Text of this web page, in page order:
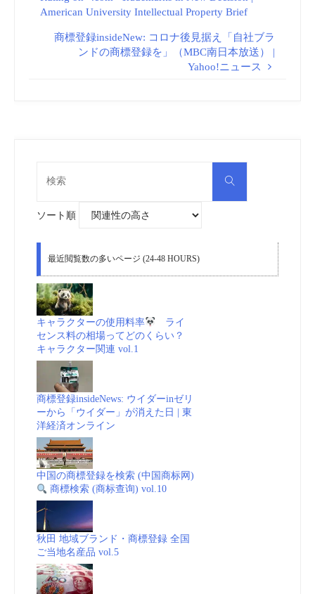
American University Intellectual Property Brief
商標登録insideNew: コロナ後見据え「自社ブラ
ンドの商標登録を」（MBC南日本放送） |
Yahoo!ニュース
検
ソート順
最近閲覧数の多いページ (24-48 HOURS)
キャラクターの使用料率
ライ
センス料の相場ってどのくらい？
キャラクター関連 vol.1
商標登録insideNews: ウイダーinゼリ
ーから「ウイダー」が消えた日 | 東
洋経済オンライン
中国の商標登録を検索 (中国商标网)
商標検索 (商标查询) vol.10
秋田 地域ブランド・商標登録 全国
ご当地名産品 vol.5